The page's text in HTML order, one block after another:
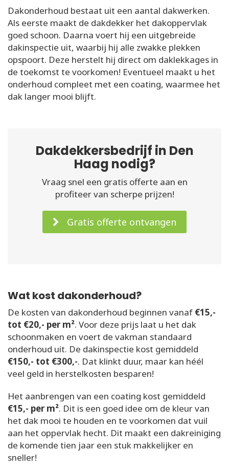
Dakonderhoud bestaat uit een aantal dakwerken.
Als eerste maakt de dakdekker het dakoppervlak
goed schoon. Daarna voert hij een uitgebreide
dakinspectie uit, waarbij hij alle zwakke plekken
opspoort. Deze herstelt hij direct om daklekkages in
de toekomst te voorkomen! Eventueel maakt u het
onderhoud compleet met een coating, waarmee het
dak langer mooi blijft.
Dakdekkersbedrijf in Den
Haag nodig?
Vraag snel een gratis offerte aan en
profiteer van scherpe prijzen!
Gratis offerte ontvangen
Wat kost dakonderhoud?
De kosten van dakonderhoud beginnen vanaf €15,-
tot €20,- per m². Voor deze prijs laat u het dak
schoonmaken en voert de vakman standaard
onderhoud uit. De dakinspectie kost gemiddeld
€150,- tot €300,-. Dat klinkt duur, maar kan héél
veel geld in herstelkosten besparen!
Het aanbrengen van een coating kost gemiddeld
€15,- per m². Dit is een goed idee om de kleur van
het dak mooi te houden en te voorkomen dat vuil
aan het oppervlak hecht. Dit maakt een dakreiniging
de komende tien jaar een stuk makkelijker en
sneller!